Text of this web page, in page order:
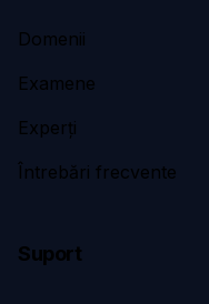
Domenii
Examene
Experți
Întrebări frecvente
Suport